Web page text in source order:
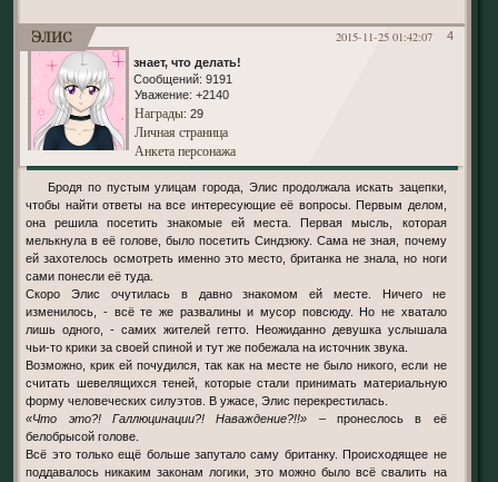
4
2015-11-25 01:42:07
Элис
знает, что делать!
Сообщений: 9191
Уважение: +2140
Награды: 29
Личная страница
Анкета персонажа
Бродя по пустым улицам города, Элис продолжала искать зацепки,
чтобы найти ответы на все интересующие её вопросы. Первым делом,
она решила посетить знакомые ей места. Первая мысль, которая
мелькнула в её голове, было посетить Синдзюку. Сама не зная, почему
ей захотелось осмотреть именно это место, британка не знала, но ноги
сами понесли её туда.
Скоро Элис очутилась в давно знакомом ей месте. Ничего не
изменилось, - всё те же развалины и мусор повсюду. Но не хватало
лишь одного, - самих жителей гетто. Неожиданно девушка услышала
чьи-то крики за своей спиной и тут же побежала на источник звука.
Возможно, крик ей почудился, так как на месте не было никого, если не
считать шевелящихся теней, которые стали принимать материальную
форму человеческих силуэтов. В ужасе, Элис перекрестилась.
«Что это?! Галлюцинации?! Наваждение?!!» – пронеслось в её
белобрысой голове.
Всё это только ещё больше запутало саму британку. Происходящее не
поддавалось никаким законам логики, это можно было всё свалить на